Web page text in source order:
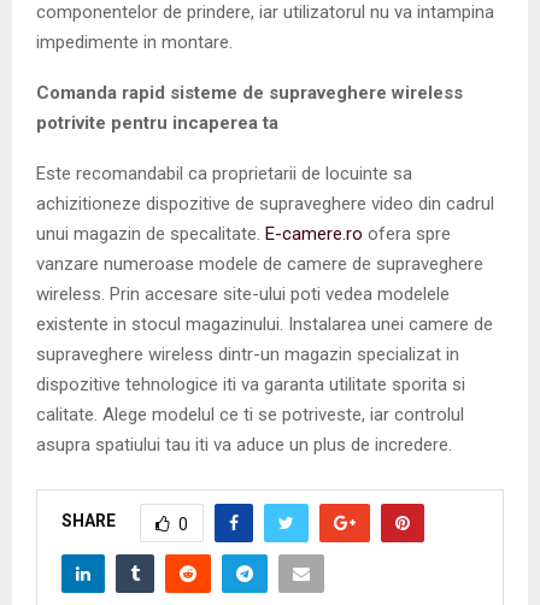
componentelor de prindere, iar utilizatorul nu va intampina
impedimente in montare.
Comanda rapid sisteme de supraveghere wireless
potrivite pentru incaperea ta
Este recomandabil ca proprietarii de locuinte sa
achizitioneze dispozitive de supraveghere video din cadrul
unui magazin de specalitate. E-camere.ro ofera spre
vanzare numeroase modele de camere de supraveghere
wireless. Prin accesare site-ului poti vedea modelele
existente in stocul magazinului. Instalarea unei camere de
supraveghere wireless dintr-un magazin specializat in
dispozitive tehnologice iti va garanta utilitate sporita si
calitate. Alege modelul ce ti se potriveste, iar controlul
asupra spatiului tau iti va aduce un plus de incredere.
SHARE 0